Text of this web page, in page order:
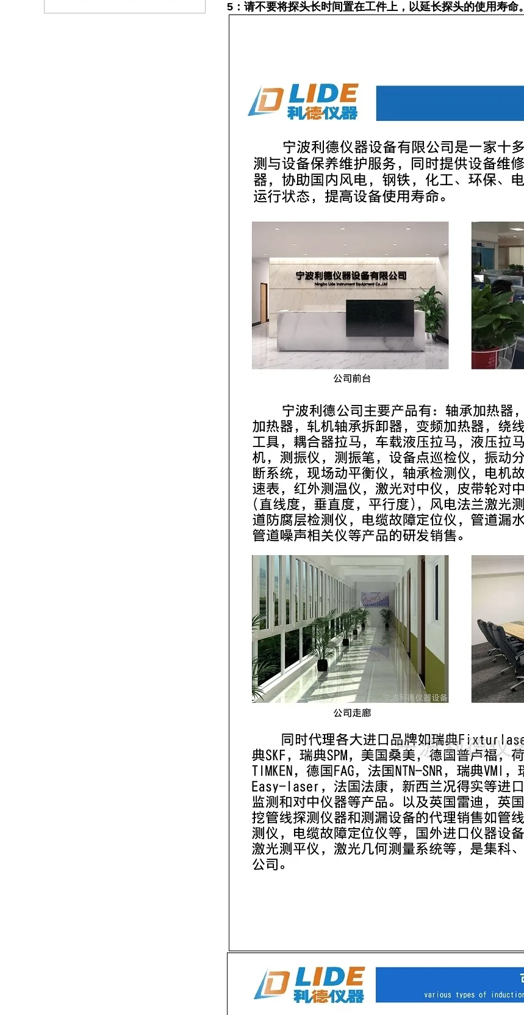
5：请不要将探头长时间置在工件上，以延长探头的使用寿命。